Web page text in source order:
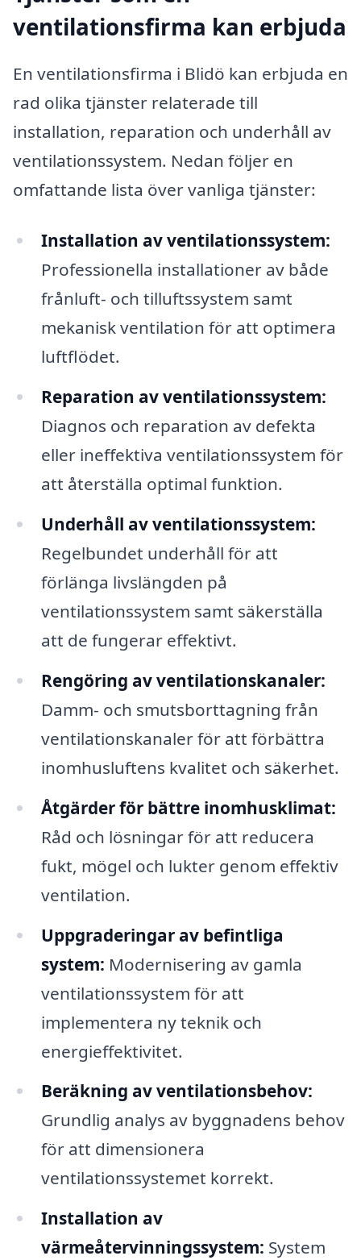
ventilationsfirma kan erbjuda
En ventilationsfirma i Blidö kan erbjuda en
rad olika tjänster relaterade till
installation, reparation och underhåll av
ventilationssystem. Nedan följer en
omfattande lista över vanliga tjänster:
Installation av ventilationssystem:
Professionella installationer av både
frånluft- och tilluftssystem samt
mekanisk ventilation för att optimera
luftflödet.
Reparation av ventilationssystem:
Diagnos och reparation av defekta
eller ineffektiva ventilationssystem för
att återställa optimal funktion.
Underhåll av ventilationssystem:
Regelbundet underhåll för att
förlänga livslängden på
ventilationssystem samt säkerställa
att de fungerar effektivt.
Rengöring av ventilationskanaler:
Damm- och smutsborttagning från
ventilationskanaler för att förbättra
inomhusluftens kvalitet och säkerhet.
Åtgärder för bättre inomhusklimat:
Råd och lösningar för att reducera
fukt, mögel och lukter genom effektiv
ventilation.
Uppgraderingar av befintliga
system: Modernisering av gamla
ventilationssystem för att
implementera ny teknik och
energieffektivitet.
Beräkning av ventilationsbehov:
Grundlig analys av byggnadens behov
för att dimensionera
ventilationssystemet korrekt.
Installation av
värmeåtervinningssystem: System